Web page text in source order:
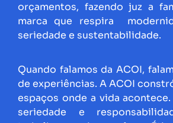
orçamentos, fazendo juz a
marca que respira
seriedade e sustentabilidade.
Quando falamos da ACOI,
de experiências. A ACOI
espaços onde a vida
seriedade e